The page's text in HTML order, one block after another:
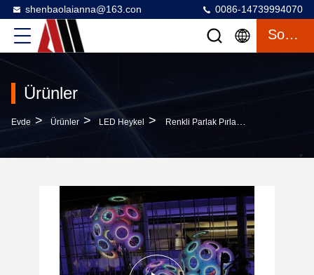
shenbaolaianna@163.con 0086-14739994070
Sohbet
Ürünler
Evde > Ürünler > LED Heykel > Renkli Parlak Pırlanta Manzara Çelik Akrilik El Yapımı Açık Hava Sanat Kurulumları